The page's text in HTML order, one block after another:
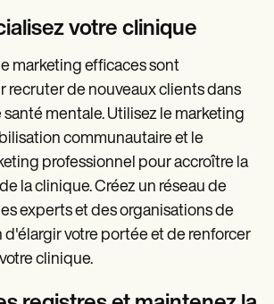
votre clinique
marketing efficaces sont
recruter de nouveaux clients dans
mentale. Utilisez le marketing
communautaire et le
professionnel pour accroître la
la clinique. Créez un réseau de
experts et des organisations de
d'élargir votre portée et de renforcer
clinique.